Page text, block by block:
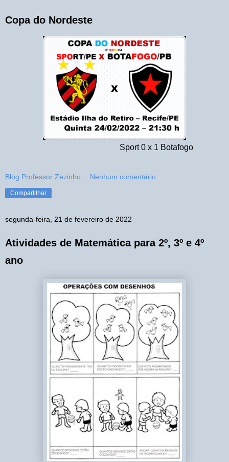
Copa do Nordeste
Sport 0 x 1 Botafogo
Blog Professor Zezinho Nenhum comentário:
Compartilhar
segunda-feira, 21 de fevereiro de 2022
Atividades de Matemática para 2º, 3º e 4º
ano